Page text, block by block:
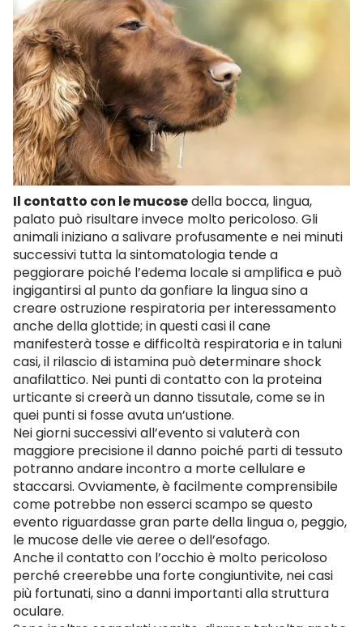
Il contatto con le mucosedella bocca, lingua,
palato può risultare invece molto pericoloso. Gli
animali iniziano a salivare profusamente e nei minuti
successivi tutta la sintomatologia tende a
peggiorare poiché l’edema locale si amplifica e può
ingigantirsi al punto da gonfiare la lingua sino a
creare ostruzione respiratoria per interessamento
anche della glottide; in questi casi il cane
manifesterà tosse e difficoltà respiratoria e in taluni
casi, il rilascio di istamina può determinare shock
anafilattico. Nei punti di contatto con la proteina
urticante si creerà un danno tissutale, come se in
quei punti si fosse avuta un’ustione.
Nei giorni successivi all’evento si valuterà con
maggiore precisione il danno poiché parti di tessuto
potranno andare incontro a morte cellulare e
staccarsi. Ovviamente, è facilmente comprensibile
come potrebbe non esserci scampo se questo
evento riguardasse gran parte della lingua o, peggio,
le mucose delle vie aeree o dell’esofago.
Anche il contatto con l’occhio è molto pericoloso
perché creerebbe una forte congiuntivite, nei casi
più fortunati, sino a danni importanti alla struttura
oculare.